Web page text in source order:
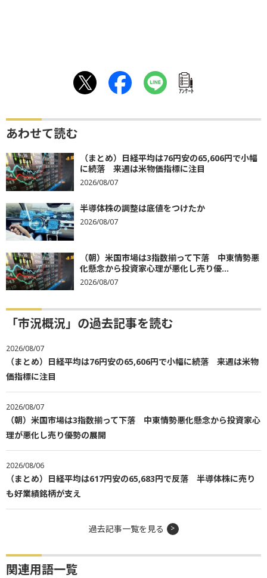
ｱﾝｹｰﾄ
あわせて読む
（まとめ）日経平均は76円安の65,606円で小幅
に続落 来週は米物価指標に注目
2026/08/07
半導体株の調整は底値をつけたか
2026/08/07
（朝）米国市場は3指数揃って下落 中東情勢悪
化懸念から投資家心理が悪化し売り優...
2026/08/07
「市況概況」の過去記事を読む
2026/08/07
（まとめ）日経平均は76円安の65,606円で小幅に続落 来週は米物
価指標に注目
2026/08/07
（朝）米国市場は3指数揃って下落 中東情勢悪化懸念から投資家心
理が悪化し売り優勢の展開
2026/08/06
（まとめ）日経平均は617円安の65,683円で反落 半導体株に売り
も好業績銘柄が支え
過去記事一覧を見る
関連用語一覧